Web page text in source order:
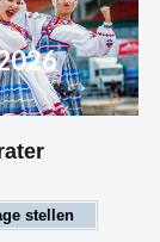
stellen